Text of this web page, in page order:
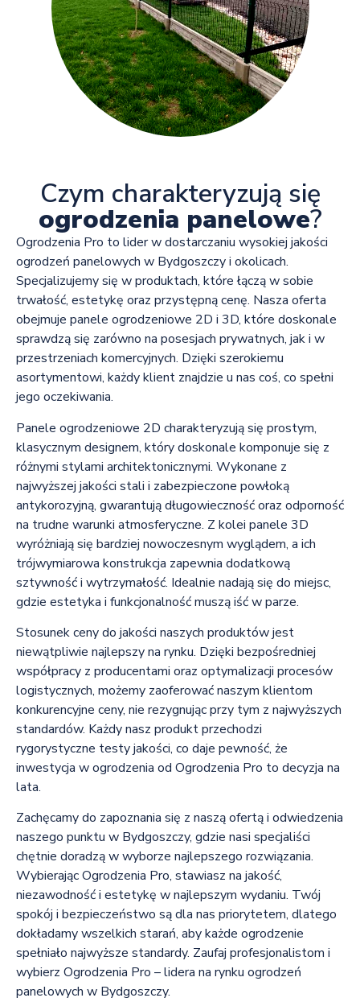
Czym charakteryzują się
ogrodzenia panelowe?
Ogrodzenia Pro to lider w dostarczaniu wysokiej jakości
ogrodzeń panelowych w Bydgoszczy i okolicach.
Specjalizujemy się w produktach, które łączą w sobie
trwałość, estetykę oraz przystępną cenę. Nasza oferta
obejmuje panele ogrodzeniowe 2D i 3D, które doskonale
sprawdzą się zarówno na posesjach prywatnych, jak i w
przestrzeniach komercyjnych. Dzięki szerokiemu
asortymentowi, każdy klient znajdzie u nas coś, co spełni
jego oczekiwania.
Panele ogrodzeniowe 2D charakteryzują się prostym,
klasycznym designem, który doskonale komponuje się z
różnymi stylami architektonicznymi. Wykonane z
najwyższej jakości stali i zabezpieczone powłoką
antykorozyjną, gwarantują długowieczność oraz odporność
na trudne warunki atmosferyczne. Z kolei panele 3D
wyróżniają się bardziej nowoczesnym wyglądem, a ich
trójwymiarowa konstrukcja zapewnia dodatkową
sztywność i wytrzymałość. Idealnie nadają się do miejsc,
gdzie estetyka i funkcjonalność muszą iść w parze.
Stosunek ceny do jakości naszych produktów jest
niewątpliwie najlepszy na rynku. Dzięki bezpośredniej
współpracy z producentami oraz optymalizacji procesów
logistycznych, możemy zaoferować naszym klientom
konkurencyjne ceny, nie rezygnując przy tym z najwyższych
standardów. Każdy nasz produkt przechodzi
rygorystyczne testy jakości, co daje pewność, że
inwestycja w ogrodzenia od Ogrodzenia Pro to decyzja na
lata.
Zachęcamy do zapoznania się z naszą ofertą i odwiedzenia
naszego punktu w Bydgoszczy, gdzie nasi specjaliści
chętnie doradzą w wyborze najlepszego rozwiązania.
Wybierając Ogrodzenia Pro, stawiasz na jakość,
niezawodność i estetykę w najlepszym wydaniu. Twój
spokój i bezpieczeństwo są dla nas priorytetem, dlatego
dokładamy wszelkich starań, aby każde ogrodzenie
spełniało najwyższe standardy. Zaufaj profesjonalistom i
wybierz Ogrodzenia Pro – lidera na rynku ogrodzeń
panelowych w Bydgoszczy.